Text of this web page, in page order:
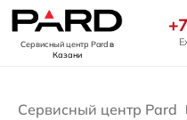
Сервисный центр Pardв
Казани
Сервисный центр Pard